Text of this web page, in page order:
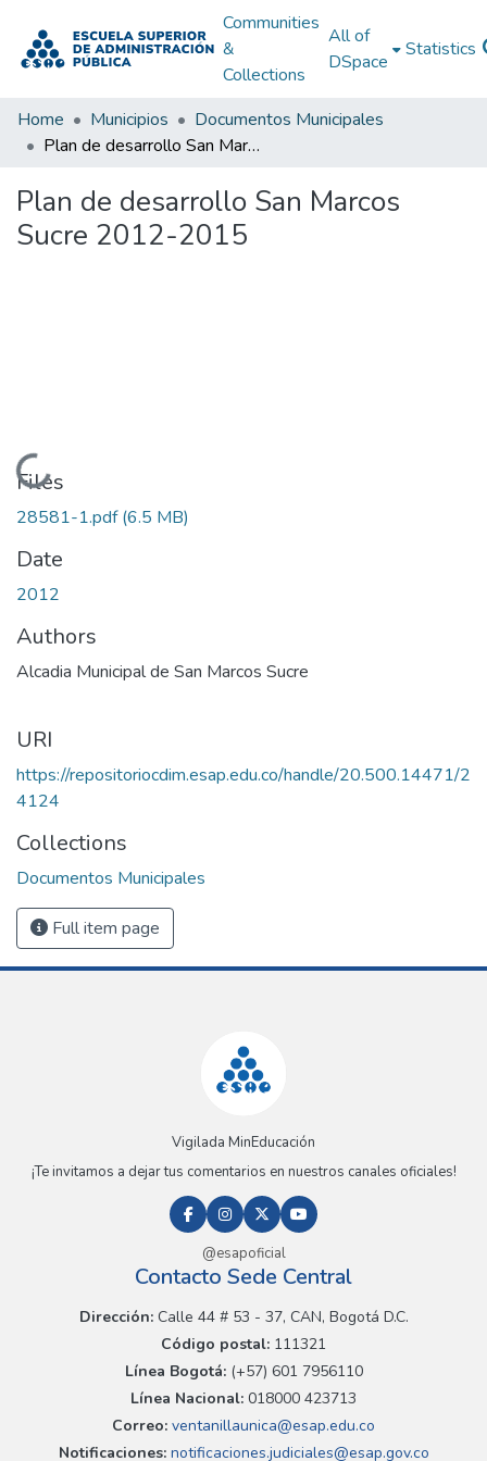
Communities
&
Collections
All of
DSpace
Statistics
Home Municipios
Documentos Municipales
Plan de desarrollo San Marcos Sucre 2012-2015
Plan de desarrollo San Marcos
Sucre 2012-2015
Loading...
Files
28581-1.pdf(6.5 MB)
Date
2012
Authors
Alcadia Municipal de San Marcos Sucre
URI
https://repositoriocdim.esap.edu.co/handle/20.500.14471/2
4124
Collections
Documentos Municipales
Full item page
Vigilada MinEducación
¡Te invitamos a dejar tus comentarios en nuestros canales oficiales!
@esapoficial
Contacto Sede Central
Dirección:Calle 44 # 53 - 37, CAN, Bogotá D.C.
Código postal: 111321
Línea Bogotá:(+57) 601 7956110
Línea Nacional: 018000 423713
Correo: ventanillaunica@esap.edu.co
Notificaciones:notificaciones.judiciales@esap.gov.co